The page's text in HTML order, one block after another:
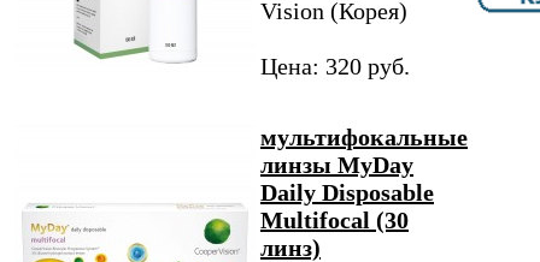
Vision (Корея)
Цена: 320 руб.
мультифокальные
линзы MyDay
Daily Disposable
Multifocal (30
линз)